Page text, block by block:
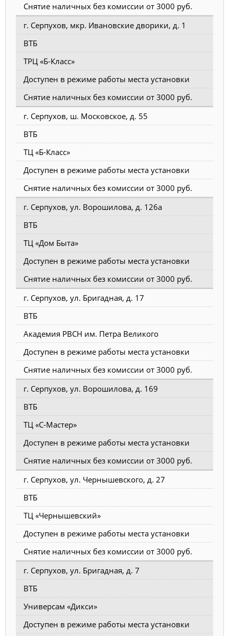
Снятие наличных без комиссии от 3000 руб.
г. Серпухов, мкр. Ивановские дворики, д. 1
ВТБ
ТРЦ «Б-Класс»
Доступен в режиме работы места установки
Снятие наличных без комиссии от 3000 руб.
г. Серпухов, ш. Московское, д. 55
ВТБ
ТЦ «Б-Класс»
Доступен в режиме работы места установки
Снятие наличных без комиссии от 3000 руб.
г. Серпухов, ул. Ворошилова, д. 126а
ВТБ
ТЦ «Дом Быта»
Доступен в режиме работы места установки
Снятие наличных без комиссии от 3000 руб.
г. Серпухов, ул. Бригадная, д. 17
ВТБ
Академия РВСН им. Петра Великого
Доступен в режиме работы места установки
Снятие наличных без комиссии от 3000 руб.
г. Серпухов, ул. Ворошилова, д. 169
ВТБ
ТЦ «С-Мастер»
Доступен в режиме работы места установки
Снятие наличных без комиссии от 3000 руб.
г. Серпухов, ул. Чернышевского, д. 27
ВТБ
ТЦ «Чернышевский»
Доступен в режиме работы места установки
Снятие наличных без комиссии от 3000 руб.
г. Серпухов, ул. Бригадная, д. 7
ВТБ
Универсам «Дикси»
Доступен в режиме работы места установки